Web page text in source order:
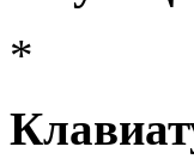
*